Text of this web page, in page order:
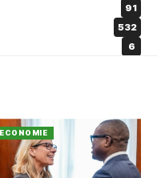
91
532
6
ECONOMIE